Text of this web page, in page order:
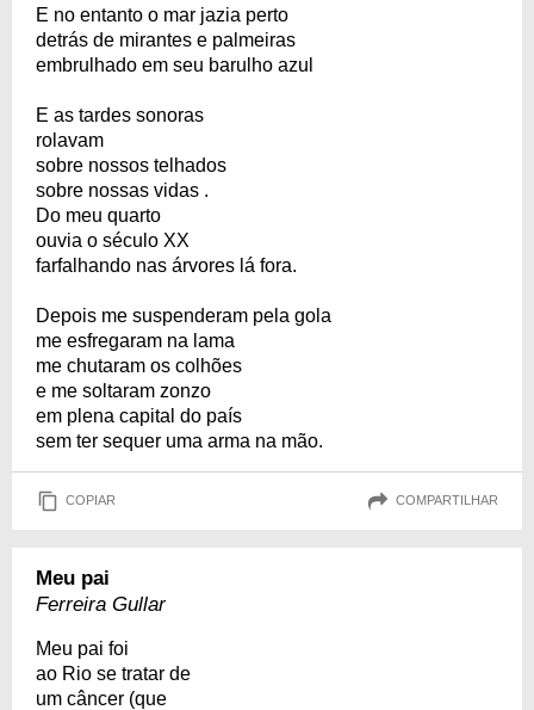
E no entanto o mar jazia perto
detrás de mirantes e palmeiras
embrulhado em seu barulho azul
E as tardes sonoras
rolavam
sobre nossos telhados
sobre nossas vidas .
Do meu quarto
ouvia o século XX
farfalhando nas árvores lá fora.
Depois me suspenderam pela gola
me esfregaram na lama
me chutaram os colhões
e me soltaram zonzo
em plena capital do país
sem ter sequer uma arma na mão.
COPIAR COMPARTILHAR
Meu pai
Ferreira Gullar
Meu pai foi
ao Rio se tratar de
um câncer (que